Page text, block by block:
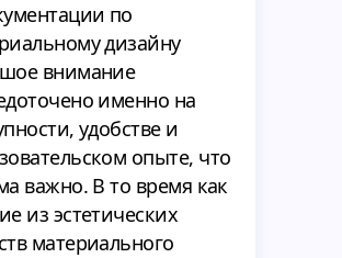
по
дизайну
внимание
именно на
удобстве и
опыте, что
важно. В то время как
из эстетических
материального